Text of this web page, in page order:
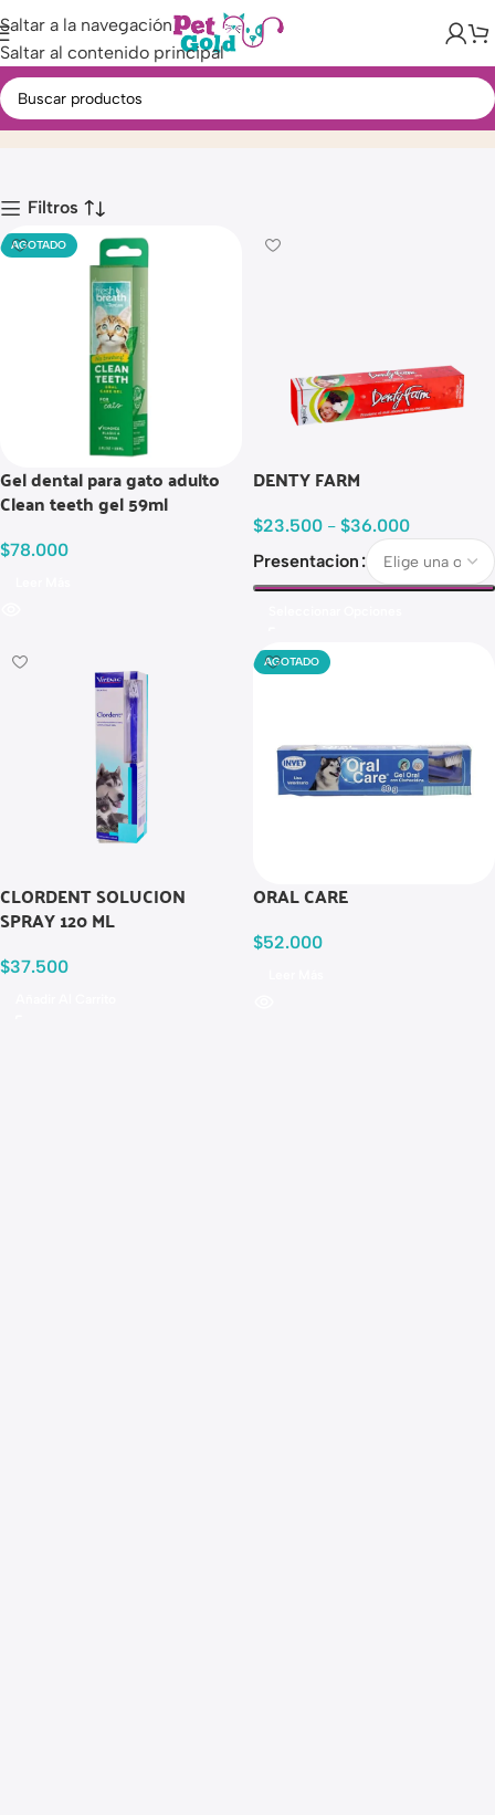
Saltar a la navegación
Saltar al contenido principal
Cuidado OralInicio Producto
Filtros
AGOTADO
Gel dental para gato adulto
Clean teeth gel 59ml
$78.000
DENTY FARM
$23.500 - $36.000
Presentacion
CLORDENT SOLUCION
SPRAY 120 ML
$37.500
AGOTADO
ORAL CARE
$52.000